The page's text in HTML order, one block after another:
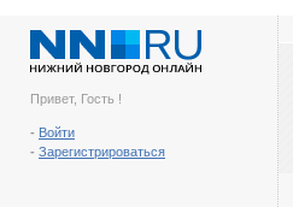
Привет, Гость !
- Войти
- Зарегистрироваться